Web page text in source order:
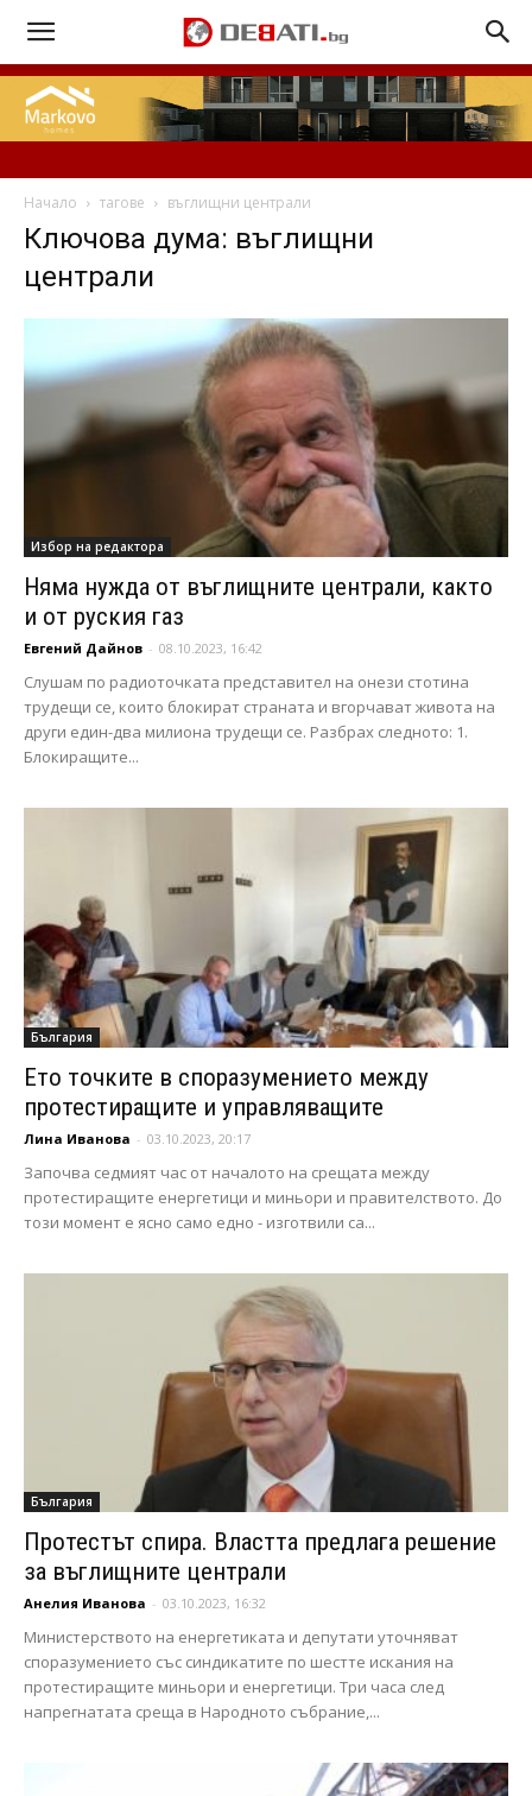
Начало тагове въглищни централи
Ключова дума: въглищни
централи
Избор на редактора
Няма нужда от въглищните централи, както
и от руския газ
Евгений Дайнов - 08.10.2023, 16:42
Слушам по радиоточката представител на онези стотина
трудещи се, които блокират страната и вгорчават живота на
други един-два милиона трудещи се. Разбрах следното: 1.
Блокиращите...
България
Ето точките в споразумението между
протестиращите и управляващите
Лина Иванова - 03.10.2023, 20:17
Започва седмият час от началото на срещата между
протестиращите енергетици и миньори и правителството. До
този момент е ясно само едно - изготвили са...
България
Протестът спира. Властта предлага решение
за въглищните централи
Анелия Иванова - 03.10.2023, 16:32
Министерството на енергетиката и депутати уточняват
споразумението със синдикатите по шестте искания на
протестиращите миньори и енергетици. Три часа след
напрегнатата среща в Народното събрание,...